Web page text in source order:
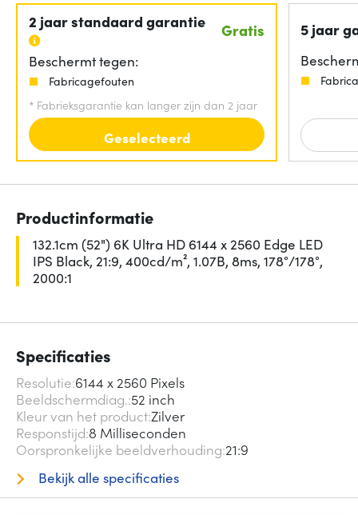
2 jaar standaard garantie Gratis
Beschermt tegen:
Fabricagefouten
* Fabrieksgarantie kan langer zijn dan 2 jaar
Geselecteerd
5 jaar
Productinformatie
132.1cm (52") 6K Ultra HD 6144 x 2560 Edge LED
IPS Black, 21:9, 400cd/m², 1.07B, 8ms, 178°/178°,
2000:1
Specificaties
Resolutie 6144 x 2560 Pixels
Beeldschermdiag. 52 inch
Kleur van het productZilver
Responstijd 8 Milliseconden
Oorspronkelijke beeldverhouding 21:9
Bekijk alle specificaties